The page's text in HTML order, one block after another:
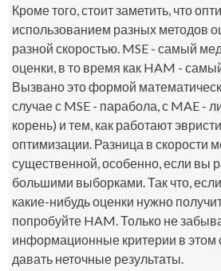
Кроме того, стоит заметить, что
использованием разных методов
разной скоростью. MSE - самый
оценки, в то время как HAM -
Вызвано это формой
случае с MSE - парабола, с MAE -
корень) и тем, как работают
оптимизации. Разница в скорости
существенной, особенно, если вы
большими выборками. Так что,
какие-нибудь оценки нужно
попробуйте HAM. Только не
информационные критерии в этом
давать неточные результаты.